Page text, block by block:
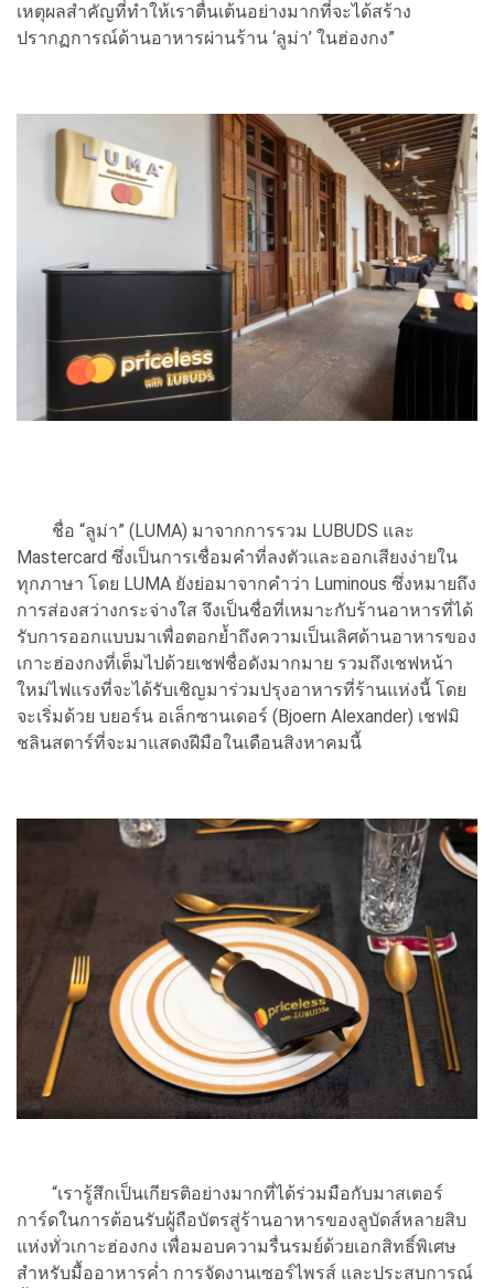
เหตุผลสำคัญที่ทำให้เราตื่นเต้นอย่างมากที่จะได้สร้าง
ปรากฏการณ์ด้านอาหารผ่านร้าน ‘ลูม่า’ ในฮ่องกง”
ชื่อ “ลูม่า” (LUMA) มาจากการรวม LUBUDS และ
Mastercard ซึ่งเป็นการเชื่อมคำที่ลงตัวและออกเสียงง่ายใน
ทุกภาษา โดย LUMA ยังย่อมาจากคำว่า Luminous ซึ่งหมายถึง
การส่องสว่างกระจ่างใส จึงเป็นชื่อที่เหมาะกับร้านอาหารที่ได้
รับการออกแบบมาเพื่อตอกย้ำถึงความเป็นเลิศด้านอาหารของ
เกาะฮ่องกงที่เต็มไปด้วยเชฟชื่อดังมากมาย รวมถึงเชฟหน้า
ใหม่ไฟแรงที่จะได้รับเชิญมาร่วมปรุงอาหารที่ร้านแห่งนี้ โดย
จะเริ่มด้วย บยอร์น อเล็กซานเดอร์ (Bjoern Alexander) เชฟมิ
ชลินสตาร์ที่จะมาแสดงฝีมือในเดือนสิงหาคมนี้
“เรารู้สึกเป็นเกียรติอย่างมากที่ได้ร่วมมือกับมาสเตอร์
การ์ดในการต้อนรับผู้ถือบัตรสู่ร้านอาหารของลูบัดส์หลายสิบ
แห่งทั่วเกาะฮ่องกง เพื่อมอบความรื่นรมย์ด้วยเอกสิทธิ์พิเศษ
สำหรับมื้ออาหารค่ำ การจัดงานเซอร์ไพรส์ และประสบการณ์